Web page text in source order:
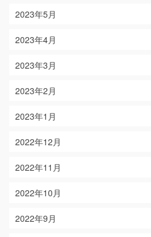
2023年5月
2023年4月
2023年3月
2023年2月
2023年1月
2022年12月
2022年11月
2022年10月
2022年9月